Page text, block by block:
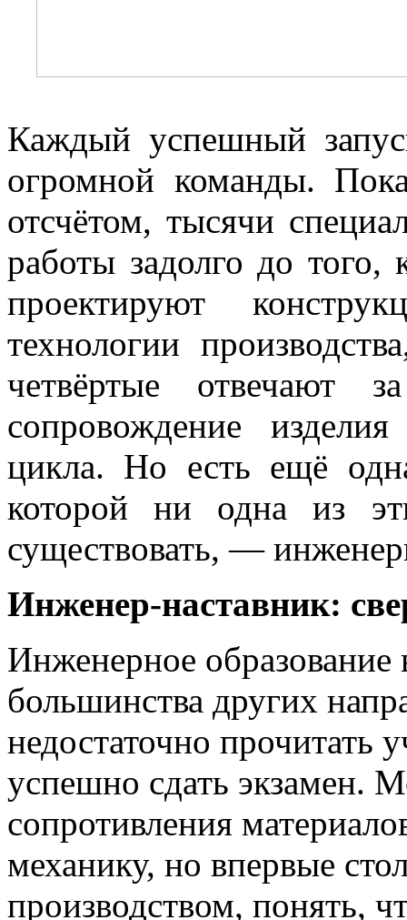
Каждый успешный
огромной команды.
отсчётом, тысячи
работы задолго до того,
проектируют
технологии
четвёртые отвечают
сопровождение
цикла. Но есть ещё
которой ни одна из
существовать, —
Инженер-наставник:
Инженерное образование
большинства других
недостаточно
успешно сдать экзамен.
сопротивления
механику, но впервые
производством, понять,